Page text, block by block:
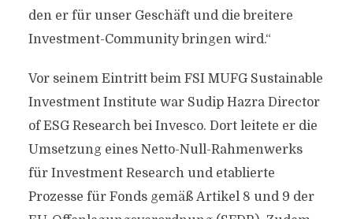
den er für unser Geschäft und die breitere
Investment-Community bringen wird.“
Vor seinem Eintritt beim FSI MUFG Sustainable
Investment Institute war Sudip Hazra Director
of ESG Research bei Invesco. Dort leitete er die
Umsetzung eines Netto-Null-Rahmenwerks
für Investment Research und etablierte
Prozesse für Fonds gemäß Artikel 8 und 9 der